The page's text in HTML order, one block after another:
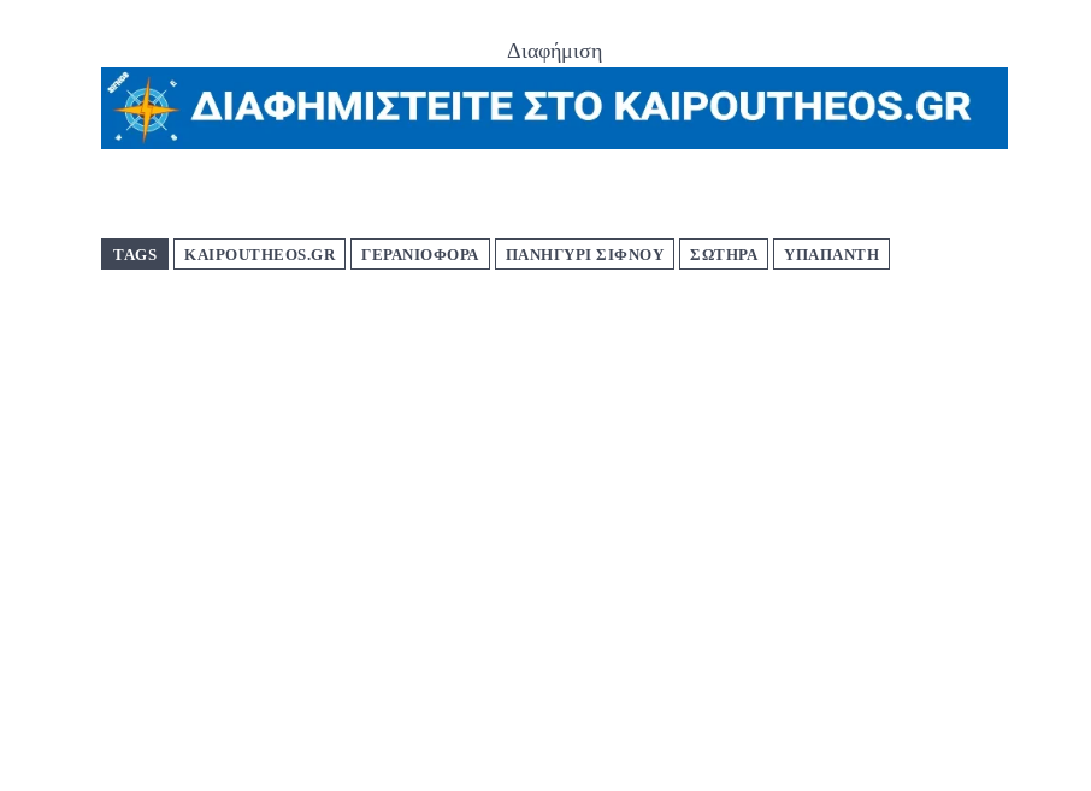
Διαφήμιση
TAGS KAIPOUTHEOS.GR ΓΕΡΑΝΙΟΦΟΡΑ ΠΑΝΗΓΥΡΙ ΣΙΦΝΟΥ ΣΩΤΗΡΑ ΥΠΑΠΑΝΤΗ